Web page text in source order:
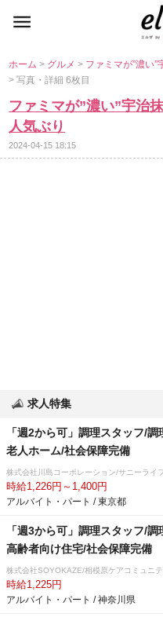
ホーム> グルメ> ファミマが”濃い
> 写真・詳細 6枚目
ファミマが”濃い”宇治
人気ぶり
2024-04-15 18:15
求人特集
「週2から可」調理スタッフ/
老人ホーム/社会保障完備
株式会社川島コーポレーション/サニーライ
時給1,226円～1,400円
アルバイト・パート / 東京都
「週3から可」調理スタッフ/
高齢者向け住宅/社会保障完備
株式会社SOYOKAZE/相模原ケアコミュニテ
時給1,225円
アルバイト・パート / 神奈川県